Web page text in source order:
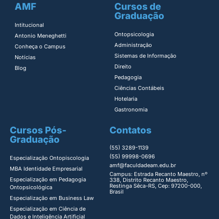
AMF
Intitucional
Antonio Meneghetti
Conheça o Campus
Notícias
Blog
Cursos de
Graduação
Ontopsicologia ​
Administração​
Sistemas de Informação​
Direito​
Pedagogia
Ciências Contábeis
Hotelaria
Gastronomia
Cursos Pós-
Graduação
Especialização Ontopiscologia ​
MBA Identidade Empresarial​
Especialização em Pedagogia
Ontopsicológica​
Especialização em Business Law
Especialização em Ciência de
Dados e Inteligência Artificial
Contatos
(55) 3289-1139
(55) 99998-0696
amf@faculdadeam.edu.br
Campus: Estrada Recanto Maestro, nº
338, Distrito Recanto Maestro,
Restinga Sêca-RS, Cep: 97200-000,
Brasil